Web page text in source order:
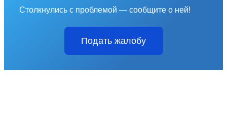
Столкнулись с проблемой — сообщите о ней!
Подать жалобу